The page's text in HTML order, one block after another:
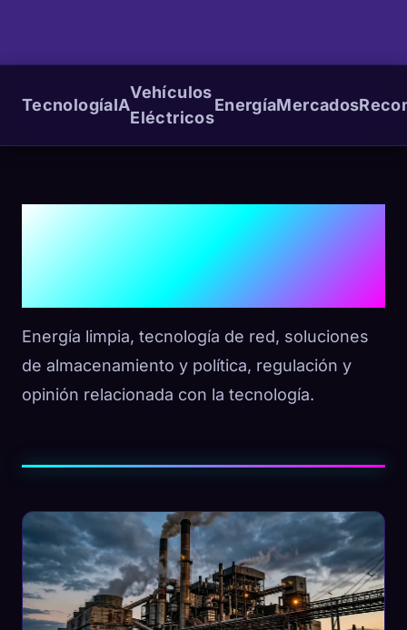
TecnologíaIA
Vehículos
Eléctricos
EnergíaMercados
Energía y
Política
Energía limpia, tecnología de red, soluciones
de almacenamiento y política, regulación y
opinión relacionada con la tecnología.